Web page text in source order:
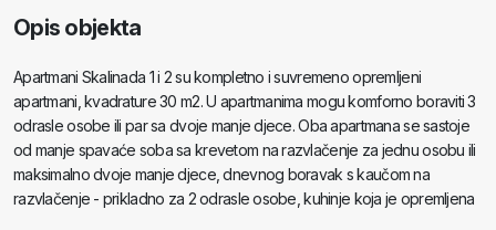
Opis objekta
Apartmani Skalinada 1 i 2 su kompletno i suvremeno opremljeni
apartmani, kvadrature 30 m2. U apartmanima mogu komforno boraviti 3
odrasle osobe ili par sa dvoje manje djece. Oba apartmana se sastoje
od manje spavaće soba sa krevetom na razvlačenje za jednu osobu ili
maksimalno dvoje manje djece, dnevnog boravak s kaučom na
razvlačenje - prikladno za 2 odrasle osobe, kuhinje koja je opremljena